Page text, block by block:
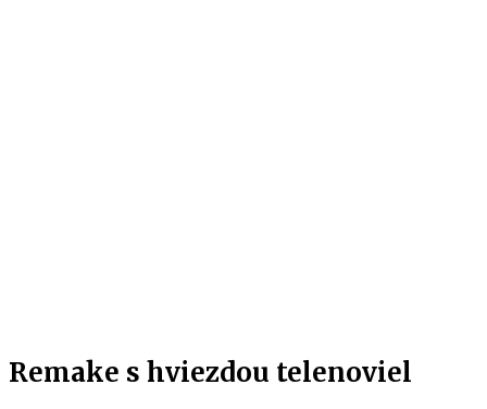
Remake s hviezdou telenoviel